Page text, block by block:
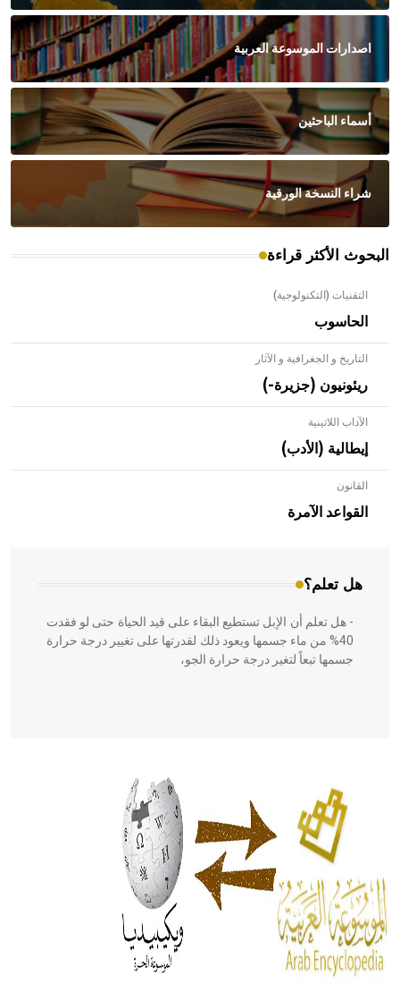
اصدارات الموسوعة العربية
أسماء الباحثين
شراء النسخة الورقية
البحوث الأكثر قراءة
التقنيات (التكنولوجية)
الحاسوب
التاريخ و الجغرافية و الآثار
ريئونيون (جزيرة-)
الآداب اللاتينية
إيطالية (الأدب)
القانون
القواعد الآمرة
هل تعلم؟
- هل تعلم أن الأبلق نوع من الفنون الهندسية التي ارتبطت
بالعمارة الإسلامية في بلاد الشام ومصر خاصة، حيث يحرص
المعمار على بناء مداميكه وخاصة في الواجهات
- هل تعلم أن الإبل تستطيع البقاء على قيد الحياة حتى لو فقدت
40% من ماء جسمها ويعود ذلك لقدرتها على تغيير درجة حرارة
جسمها تبعاً لتغير درجة حرارة الجو،
الحكم، الأدلة، تنظيم التغذية، ورسالته في جروح الرأس. ويعود
له الفضل بأنه حرر الطب من الدين والفلسفة.
- هل تعلم أن المرجان إفراز حيواني يتكون في البحر ويتركب
من مادة كربونات الكلسيوم، وهو أحمر أو شديد الحمرة وهو
أجود أنواعه، ويمتاز بكبر الحجم ويسمى الش